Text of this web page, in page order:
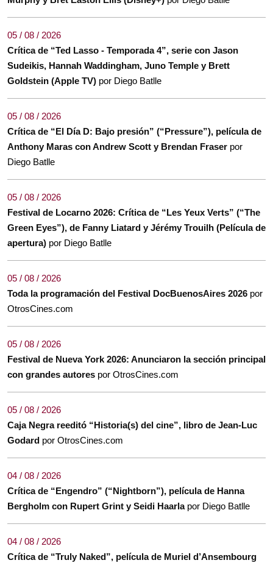
05 / 08 / 2026
Crítica de “Ted Lasso - Temporada 4”, serie con Jason
Sudeikis, Hannah Waddingham, Juno Temple y Brett
Goldstein (Apple TV) por Diego Batlle
05 / 08 / 2026
Crítica de “El Día D: Bajo presión” (“Pressure”), película de
Anthony Maras con Andrew Scott y Brendan Fraser por
Diego Batlle
05 / 08 / 2026
Festival de Locarno 2026: Crítica de “Les Yeux Verts” (“The
Green Eyes”), de Fanny Liatard y Jérémy Trouilh (Película de
apertura) por Diego Batlle
05 / 08 / 2026
Toda la programación del Festival DocBuenosAires 2026 por
OtrosCines.com
05 / 08 / 2026
Festival de Nueva York 2026: Anunciaron la sección principal
con grandes autores por OtrosCines.com
05 / 08 / 2026
Caja Negra reeditó “Historia(s) del cine”, libro de Jean-Luc
Godard por OtrosCines.com
04 / 08 / 2026
Crítica de “Engendro” (“Nightborn”), película de Hanna
Bergholm con Rupert Grint y Seidi Haarla por Diego Batlle
04 / 08 / 2026
Crítica de “Truly Naked”, película de Muriel d’Ansembourg